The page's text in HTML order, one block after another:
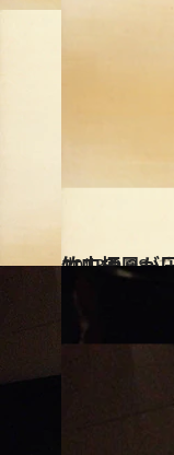
2013.9.28
竹内栖鳳が
カルチャー